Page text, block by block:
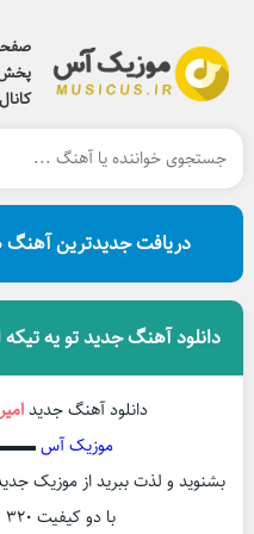
دریافت جدیدترین آهنگ
دانلود آهنگ جدید تو یه تیکه
دانلود آهنگ جدید
موزیک آس
بشنوید و لذت ببرید از موزیک
با دو کیفیت ۳۲۰ و ۱۲۸ و بهترین کیفیت